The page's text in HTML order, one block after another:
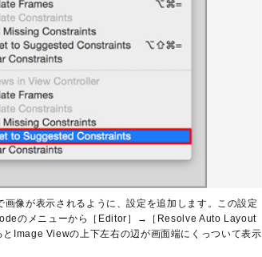
像が表示されるように、設定を追加します。この設定
のメニューから［Editor］→［Resolve Auto Layout
Image Viewの上下左右の辺が画面端にくっついて表示